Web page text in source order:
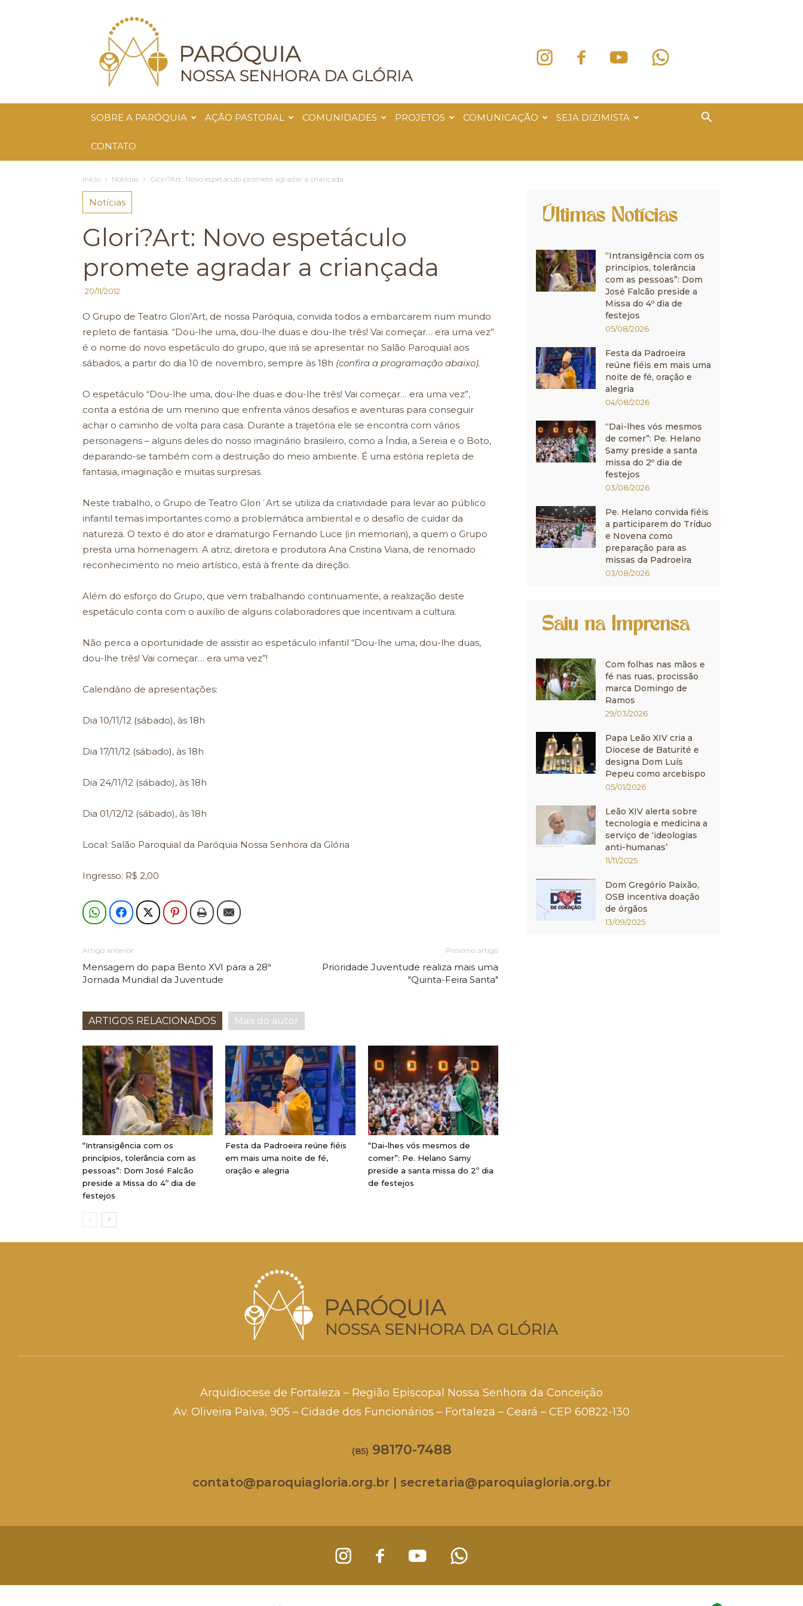
Paróquia
Nossa
Senhora
da
Glória
SOBRE A PARÓQUIA AÇÃO PASTORAL COMUNIDADES PROJETOS COMUNICAÇÃO SEJA DIZIMISTA
CONTATO
Início Notícias Glori?Art: Novo espetáculo promete agradar a criançada
Notícias
Glori?Art: Novo espetáculo
promete agradar a criançada
20/11/2012
O Grupo de Teatro Glori’Art, de nossa Paróquia, convida todos a embarcarem num mundo
repleto de fantasia. “Dou-lhe uma, dou-lhe duas e dou-lhe três! Vai começar… era uma vez”
é o nome do novo espetáculo do grupo, que irá se apresentar no Salão Paroquial aos
sábados, a partir do dia 10 de novembro, sempre às 18h (confira a programação abaixo).
O espetáculo “Dou-lhe uma, dou-lhe duas e dou-lhe três! Vai começar… era uma vez”,
conta a estória de um menino que enfrenta vários desafios e aventuras para conseguir
achar o caminho de volta para casa. Durante a trajetória ele se encontra com vários
personagens – alguns deles do nosso imaginário brasileiro, como a Índia, a Sereia e o Boto,
deparando-se também com a destruição do meio ambiente. É uma estória repleta de
fantasia, imaginação e muitas surpresas.
Neste trabalho, o Grupo de Teatro Glori´Art se utiliza da criatividade para levar ao público
infantil temas importantes como a problemática ambiental e o desafio de cuidar da
natureza. O texto é do ator e dramaturgo Fernando Luce (in memorian), a quem o Grupo
presta uma homenagem. A atriz, diretora e produtora Ana Cristina Viana, de renomado
reconhecimento no meio artístico, está à frente da direção.
Além do esforço do Grupo, que vem trabalhando continuamente, a realização deste
espetáculo conta com o auxílio de alguns colaboradores que incentivam a cultura.
Não perca a oportunidade de assistir ao espetáculo infantil “Dou-lhe uma, dou-lhe duas,
dou-lhe três! Vai começar… era uma vez”!
Calendário de apresentações:
Dia 10/11/12 (sábado), às 18h
Dia 17/11/12 (sábado), às 18h
Dia 24/11/12 (sábado), às 18h
Dia 01/12/12 (sábado), às 18h
Local: Salão Paroquial da Paróquia Nossa Senhora da Glória
Ingresso: R$ 2,00
Artigo anterior
Mensagem do papa Bento XVI para a 28ª
Jornada Mundial da Juventude
Próximo artigo
Prioridade Juventude realiza mais uma
"Quinta-Feira Santa"
ARTIGOS RELACIONADOS Mais do autor
“Intransigência com os
princípios, tolerância com as
pessoas”: Dom José Falcão
preside a Missa do 4º dia de
festejos
Festa da Padroeira reúne fiéis
em mais uma noite de fé,
oração e alegria
“Dai-lhes vós mesmos de
comer”: Pe. Helano Samy
preside a santa missa do 2º dia
de festejos
Últimas Notícias
“Intransigência com os
princípios, tolerância
com as pessoas”: Dom
José Falcão preside a
Missa do 4º dia de
festejos
05/08/2026
Festa da Padroeira
reúne fiéis em mais uma
noite de fé, oração e
alegria
04/08/2026
“Dai-lhes vós mesmos
de comer”: Pe. Helano
Samy preside a santa
missa do 2º dia de
festejos
03/08/2026
Pe. Helano convida fiéis
a participarem do Tríduo
e Novena como
preparação para as
missas da Padroeira
03/08/2026
Saiu na Imprensa
Com folhas nas mãos e
fé nas ruas, procissão
marca Domingo de
Ramos
29/03/2026
Papa Leão XIV cria a
Diocese de Baturité e
designa Dom Luís
Pepeu como arcebispo
05/01/2026
Leão XIV alerta sobre
tecnologia e medicina a
serviço de ‘ideologias
anti-humanas’
11/11/2025
Dom Gregório Paixão,
OSB incentiva doação
de órgãos
13/09/2025
Arquidiocese de Fortaleza – Região Episcopal Nossa Senhora da Conceição
Av. Oliveira Paiva, 905 – Cidade dos Funcionários – Fortaleza – Ceará – CEP 60822-130
(85) 98170-7488
contato@paroquiagloria.org.br | secretaria@paroquiagloria.org.br